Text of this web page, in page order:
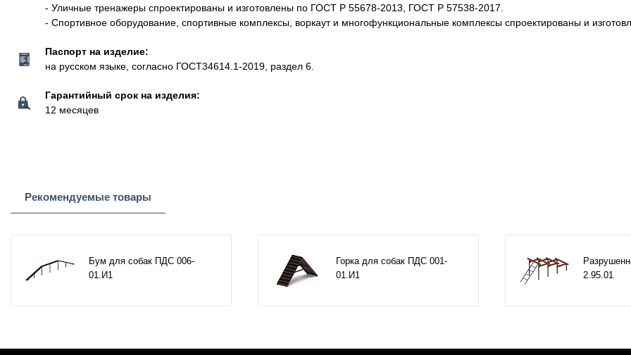
- Уличные тренажеры спроектированы и изготовлены по ГОСТ Р 55678-2013, ГОСТ Р 57538-2017.
- Спортивное оборудование, спортивные комплексы, воркаут и многофункциональные комплексы спроектированы и
Паспорт на изделие:
на русском языке, согласно ГОСТ34614.1-2019, раздел 6.
Гарантийный срок на изделия:
12 месяцев
Рекомендуемые товары
Бум для собак ПДС 006-
01.И1
Горка для собак ПДС 001-
01.И1
2.95.01